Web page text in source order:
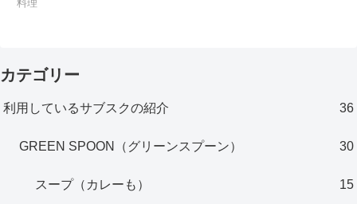
料理
カテゴリー
利用しているサブスクの紹介 36
GREEN SPOON（グリーンスプーン） 30
スープ（カレーも） 15